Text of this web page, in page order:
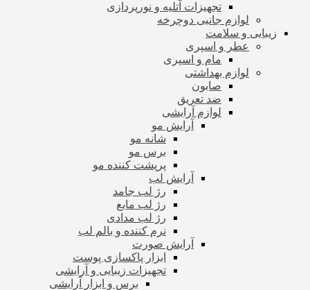
تجهیزات آتلیه و نورپردازی
لوازم جانبی دوچرخه
زیبایی و سلامت
عطر و اسپری
مام و اسپری
لوازم بهداشتی
صابون
ضد تعریق
لوازم آرایشی
آرایش مو
شانه مو
برس مو
پرپشت کننده مو
آرایش لب
رژ لب جامد
رژ لب مایع
رژ لب مدادی
نرم کننده و بالم لب
آرایش صورت
ابزار پاکسازی پوست
تجهیزات زیبایی و آرایشی
برس و ابزار آرایشی